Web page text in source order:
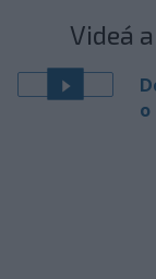
Videá
o